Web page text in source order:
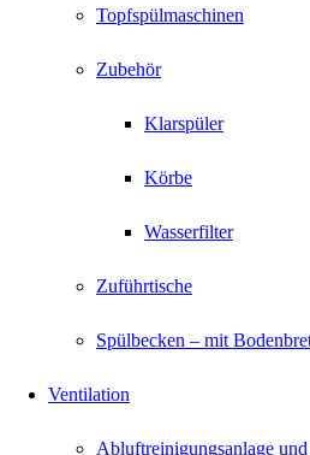
Topfspülmaschinen
Zubehör
Klarspüler
Körbe
Wasserfilter
Zuführtische
Spülbecken – mit
Ventilation
Abluftreinigungsanlage